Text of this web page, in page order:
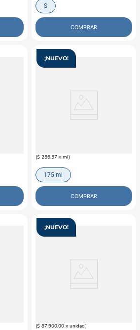
S
COMPRAR
¡NUEVO!
($ 256,57 x ml)
175 ml
COMPRAR
¡NUEVO!
($ 87.900,00 x unidad)